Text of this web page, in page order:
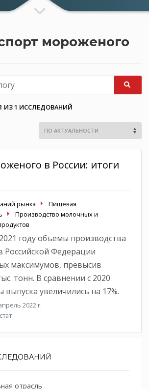
мороженого
ИЗ 1 ИССЛЕДОВАНИЙ
в России: итоги
рынка
Пищевая
Производство молочных и
году объемы производства
Российской Федерации
максимумов, превысив
тонн. В сравнении с 2020
увеличились на 17%.
2022 г.
отрасль